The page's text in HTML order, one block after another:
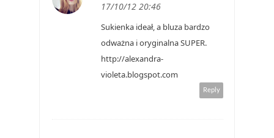
17/10/12 20:46
Sukienka ideał, a bluza bardzo
odważna i oryginalna SUPER.
http://alexandra-
violeta.blogspot.com
Reply